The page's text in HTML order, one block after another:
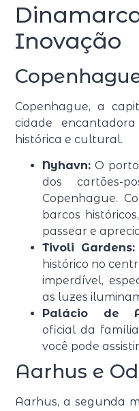
Inovação
Copenhague, a
cidade
histórica e cultural.
Nyhavn: O
dos cartões-
Copenhague.
barcos
passear e
Tivoli Gardens:
histórico no
imperdível,
as luzes
Palácio de
oficial da
você pode
Aarhus e
Aarhus, a segunda